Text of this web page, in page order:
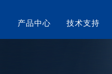
产品中心 技术支持